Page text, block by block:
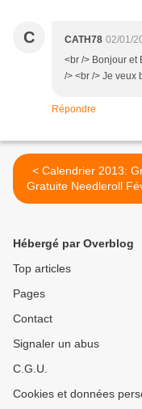
C CATH78 02/01/
<br /> Bonjour et
/> <br /> Je veux
Répondre
< Calendrier 2013: Grille
Gratuite Needleroll
Hébergé par Overblog
Top articles
Pages
Contact
Signaler un abus
C.G.U.
Cookies et données